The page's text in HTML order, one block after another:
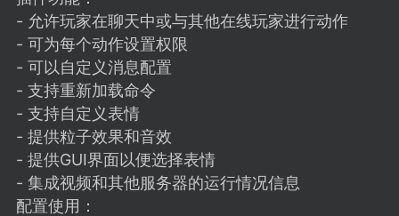
潮涌核心
永久赞助者
11-27 02:06
电脑端 社区规则
议贴】SodaMC 的改进与建议 🧃
社区的建议&反馈板块，欢迎每
在这里畅所欲言，提出你对 社区功能、
、管理方式等方面 的任何想法！...
- 允许玩家在聊天中或与其他在线玩家进行动作
- 可为每个动作设置权限
- 可以自定义消息配置
- 支持重新加载命令
- 支持自定义表情
- 提供粒子效果和音效
- 提供GUI界面以便选择表情
- 集成视频和其他服务器的运行情况信息
配置使用：